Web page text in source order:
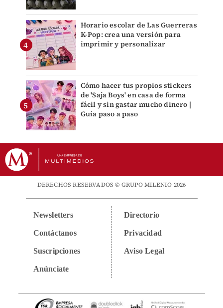
Horario escolar de Las Guerreras
K-Pop: crea una versión para
imprimir y personalizar
Cómo hacer tus propios stickers
de 'Saja Boys' en casa de forma
fácil y sin gastar mucho dinero |
Guía paso a paso
DERECHOS RESERVADOS © GRUPO MILENIO 2026
Newsletters
Contáctanos
Suscripciones
Anúnciate
Directorio
Privacidad
Aviso Legal